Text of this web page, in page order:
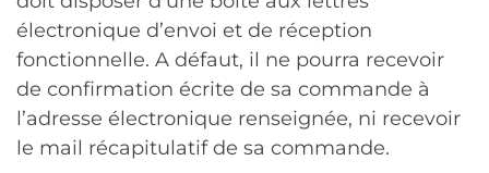
électronique d’envoi et de réception
fonctionnelle. A défaut, il ne pourra recevoir
de confirmation écrite de sa commande à
l’adresse électronique renseignée, ni recevoir
le mail récapitulatif de sa commande.